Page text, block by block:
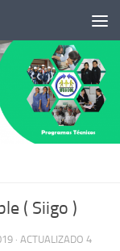
( Siigo )
· ACTUALIZADO 4